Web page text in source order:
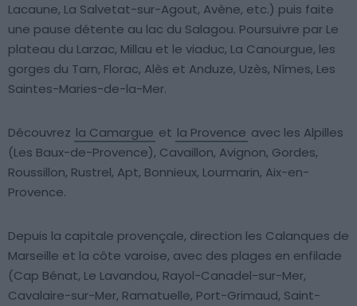
Lacaune, La Salvetat-sur-Agout, Avène, etc.) puis faite
une pause détente au lac du Salagou. Poursuivre par Le
plateau du Larzac, Millau et le viaduc, La Canourgue, les
gorges du Tarn, Florac, Alès et Anduze, Uzès, Nîmes, Les
Saintes-Maries-de-la-Mer.
Découvrez la Camargue et la Provence avec les Alpilles
(Les Baux-de-Provence), Cavaillon, Avignon, Gordes,
Roussillon, Rustrel, Apt, Bonnieux, Lourmarin, Aix-en-
Provence.
Depuis la capitale provençale, direction les Calanques de
Marseille et la côte varoise, avec des plages en enfilade
(Cap Bénat, Le Lavandou, Rayol-Canadel-sur-Mer,
Cavalaire-sur-Mer, Ramatuelle, Port-Grimaud, Saint-